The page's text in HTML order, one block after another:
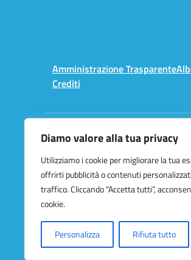
Diamo valore alla tua privacy
Utilizziamo i cookie per migliorare la tua
offrirti pubblicità o contenuti
traffico. Cliccando “Accetta tutti”,
cookie.
Personalizza Rifiuta tutto
Amministrazione Trasparente
Crediti